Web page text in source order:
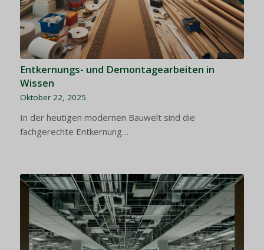
Entkernungs- und Demontagearbeiten in
Wissen
Oktober 22, 2025
In der heutigen modernen Bauwelt sind die
fachgerechte Entkernung…